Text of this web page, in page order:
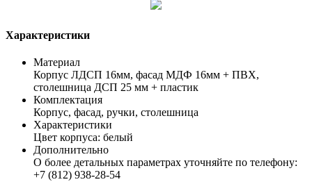
Характеристики
Материал
Корпус ЛДСП 16мм, фасад МДФ 16мм + ПВХ,
столешница ДСП 25 мм + пластик
Комплектация
Корпус, фасад, ручки, столешница
Характеристики
Цвет корпуса: белый
Дополнительно
О более детальных параметрах уточняйте по телефону:
+7 (812) 938-28-54